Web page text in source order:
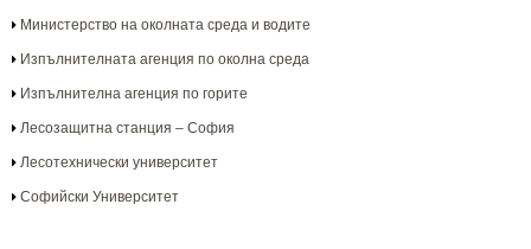
Министерство на околната среда и водите
Изпълнителната агенция по околна среда
Изпълнителна агенция по горите
Лесозащитна станция – София
Лесотехнически университет
Софийски Университет